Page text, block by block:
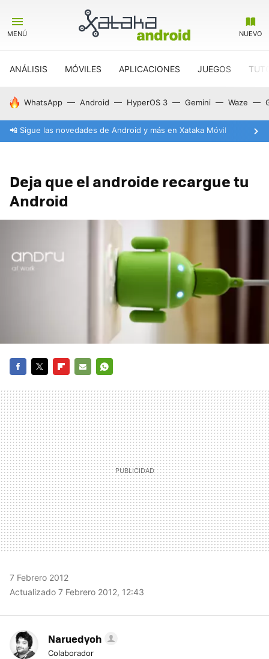
MENÚ NUEVO
ANÁLISIS MÓVILES APLICACIONES JUEGOS
HOY SE HABLA DE
WhatsApp Android HyperOS 3 Gemini Waze
📲 Sigue las novedades de Android y más en Xataka Móvil
Deja que el androide recargue tu
Android
MAIL
7 Febrero 2012
Actualizado 7 Febrero 2012, 12:43
Naruedyoh
Colaborador